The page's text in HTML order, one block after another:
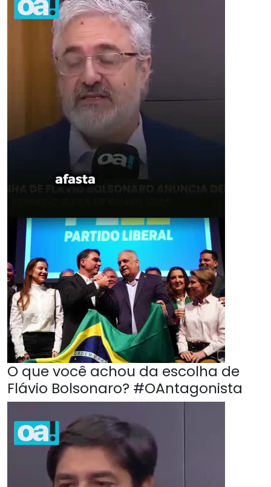
O que você achou da escolha de
Flávio Bolsonaro? #OAntagonista